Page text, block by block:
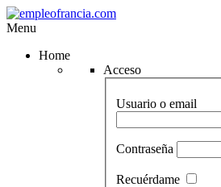
Menu
Home
Acceso
Usuario o email
Contraseña
Recuérdame